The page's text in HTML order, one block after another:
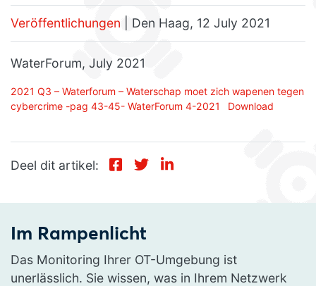
Veröffentlichungen | Den Haag, 12 July 2021
WaterForum, July 2021
2021 Q3 – Waterforum – Waterschap moet zich wapenen tegen
cybercrime -pag 43-45- WaterForum 4-2021
Download
Deel dit artikel:
Im Rampenlicht
Das Monitoring Ihrer OT-Umgebung ist
unerlässlich. Sie wissen, was in Ihrem Netzwerk